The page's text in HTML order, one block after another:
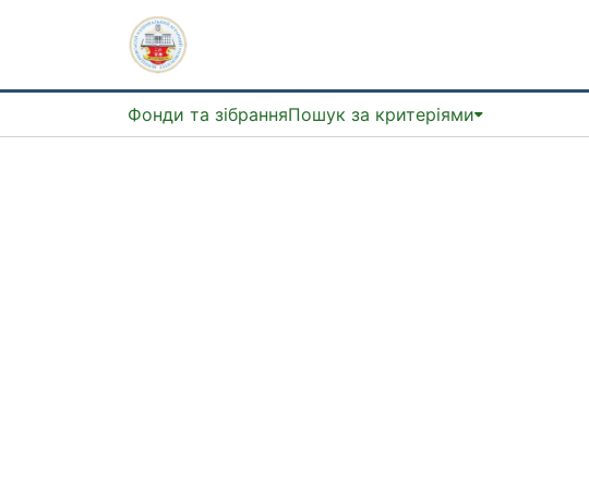
Фонди та зібранняПошук за критеріями